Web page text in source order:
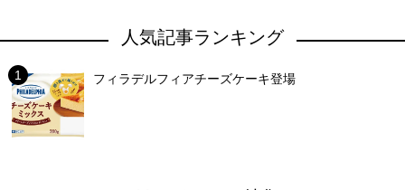
人気記事ランキング
フィラデルフィアチーズケーキ登場